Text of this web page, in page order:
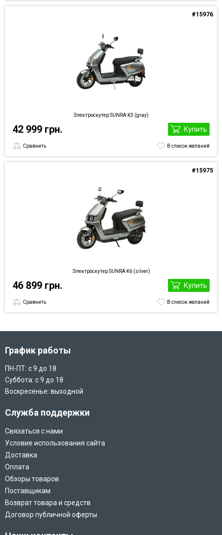
Электроскутер SUNRA K3 (gray)
#15976
42 999 грн. Купить
Сравнить В список желаний
Электроскутер SUNRA K6 (silver)
#15975
46 899 грн. Купить
Сравнить В список желаний
График работы
ПН-ПТ: с 9 до 18
Суббота: с 9 до 18
Воскресенье: выходной
Служба поддержки
Связаться с нами
Условие использования сайта
Доставка
Оплата
Обзоры товаров
Поставщикам
Возврат товара и средств
Договор публичной оферты